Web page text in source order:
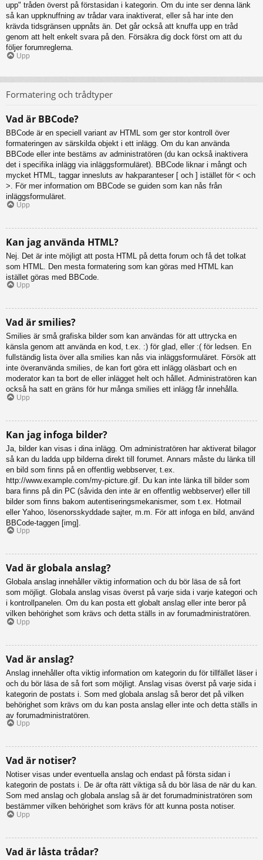
upp" tråden överst på förstasidan i kategorin. Om du inte ser denna länk
så kan uppknuffning av trådar vara inaktiverat, eller så har inte den
krävda tidsgränsen uppnåts än. Det går också att knuffa upp en tråd
genom att helt enkelt svara på den. Försäkra dig dock först om att du
följer forumreglerna.
Upp
Formatering och trådtyper
Vad är BBCode?
BBCode är en speciell variant av HTML som ger stor kontroll över
formateringen av särskilda objekt i ett inlägg. Om du kan använda
BBCode eller inte bestäms av administratören (du kan också inaktivera
det i specifika inlägg via inläggsformuläret). BBCode liknar i mångt och
mycket HTML, taggar innesluts av hakparanteser [ och ] istället för < och
>. För mer information om BBCode se guiden som kan nås från
inläggsformuläret.
Upp
Kan jag använda HTML?
Nej. Det är inte möjligt att posta HTML på detta forum och få det tolkat
som HTML. Den mesta formatering som kan göras med HTML kan
istället göras med BBCode.
Upp
Vad är smilies?
Smilies är små grafiska bilder som kan användas för att uttrycka en
känsla genom att använda en kod, t.ex. :) för glad, eller :( för ledsen. En
fullständig lista över alla smilies kan nås via inläggsformuläret. Försök att
inte överanvända smilies, de kan fort göra ett inlägg oläsbart och en
moderator kan ta bort de eller inlägget helt och hållet. Administratören kan
också ha satt en gräns för hur många smilies ett inlägg får innehålla.
Upp
Kan jag infoga bilder?
Ja, bilder kan visas i dina inlägg. Om administratören har aktiverat bilagor
så kan du ladda upp bilderna direkt till forumet. Annars måste du länka till
en bild som finns på en offentlig webbserver, t.ex.
http://www.example.com/my-picture.gif. Du kan inte länka till bilder som
bara finns på din PC (såvida den inte är en offentlig webbserver) eller till
bilder som finns bakom autentiseringsmekanismer, som t.ex. Hotmail
eller Yahoo, lösenorsskyddade sajter, m.m. För att infoga en bild, använd
BBCode-taggen [img].
Upp
Vad är globala anslag?
Globala anslag innehåller viktig information och du bör läsa de så fort
som möjligt. Globala anslag visas överst på varje sida i varje kategori och
i kontrollpanelen. Om du kan posta ett globalt anslag eller inte beror på
vilken behörighet som krävs och detta ställs in av forumadministratören.
Upp
Vad är anslag?
Anslag innehåller ofta viktig information om kategorin du för tillfället läser i
och du bör läsa de så fort som möjligt. Anslag visas överst på varje sida i
kategorin de postats i. Som med globala anslag så beror det på vilken
behörighet som krävs om du kan posta anslag eller inte och detta ställs in
av forumadministratören.
Upp
Vad är notiser?
Notiser visas under eventuella anslag och endast på första sidan i
kategorin de postats i. De är ofta rätt viktiga så du bör läsa de när du kan.
Som med anslag och globala anslag så är det forumadministratören som
bestämmer vilken behörighet som krävs för att kunna posta notiser.
Upp
Vad är låsta trådar?